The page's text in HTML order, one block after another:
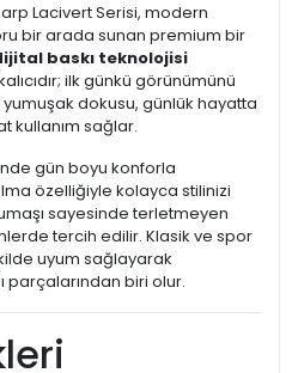
Lacivert Serisi, modern
bir arada sunan premium bir
baskı teknolojisi
ilk günkü görünümünü
dokusu, günlük hayatta
kullanım sağlar.
gün boyu konforla
özelliğiyle kolayca stilinizi
sayesinde terletmeyen
tercih edilir. Klasik ve spor
uyum sağlayarak
parçalarından biri olur.